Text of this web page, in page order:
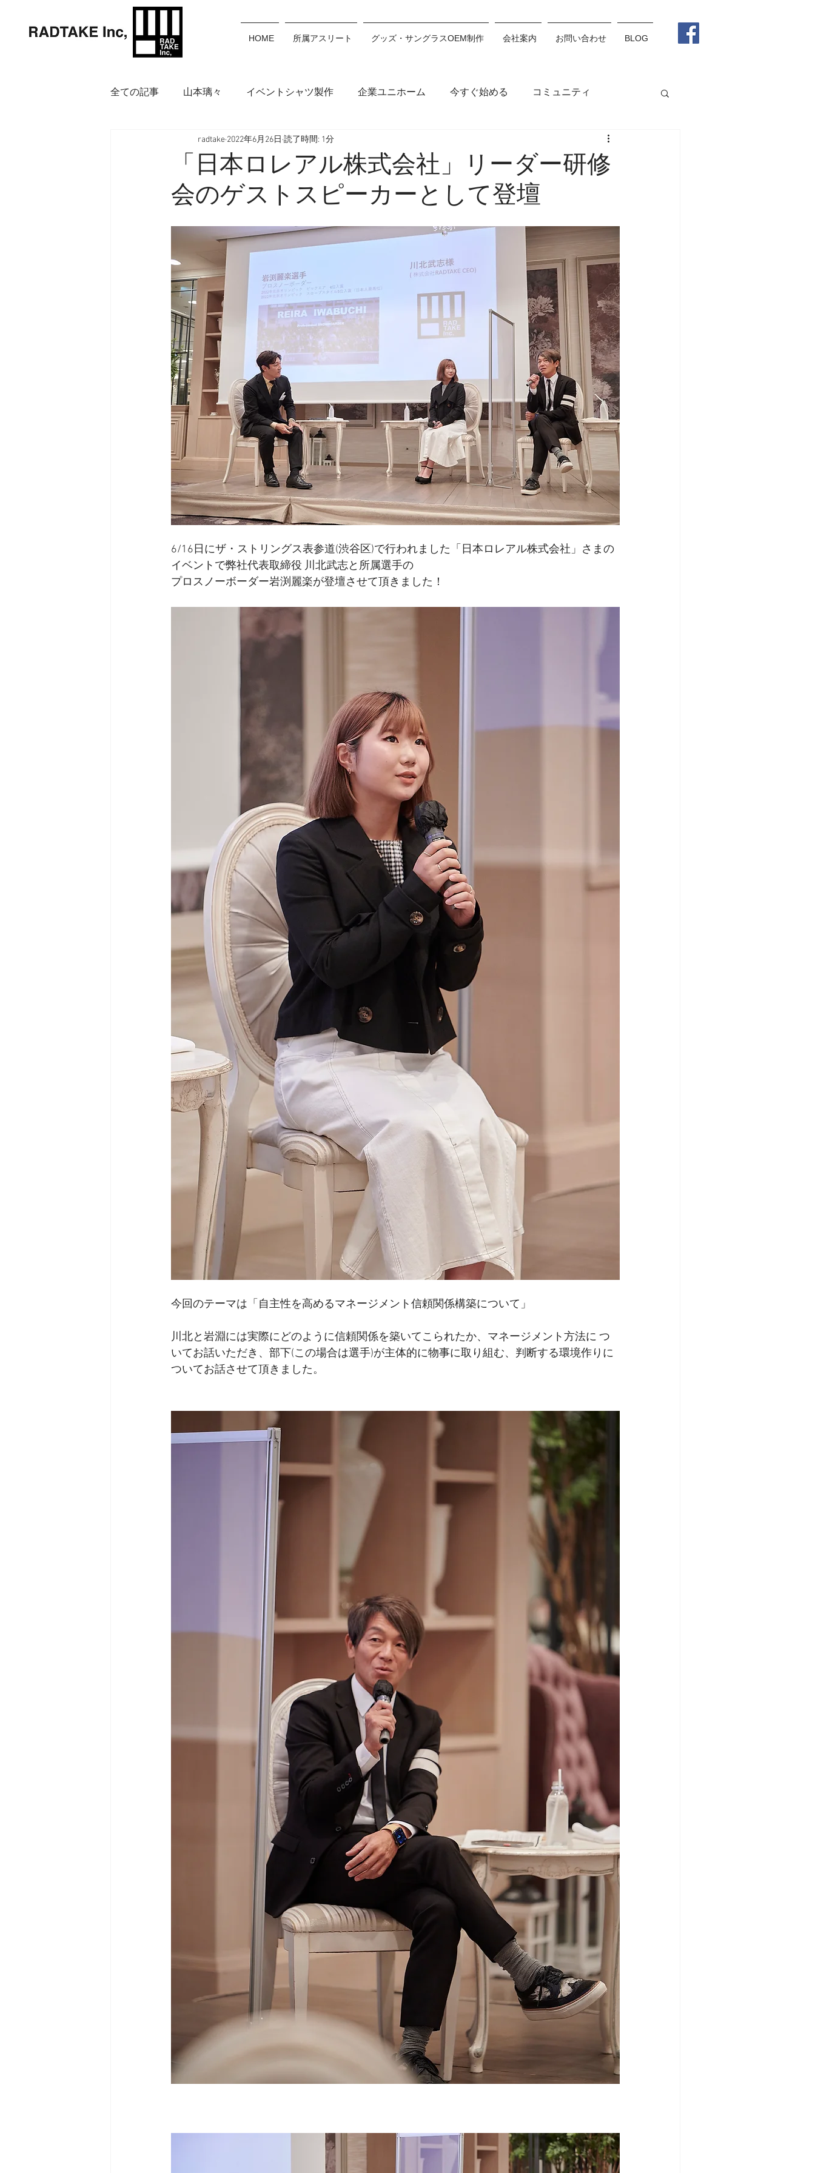
HOME 所属アスリート グッズ・サングラスOEM制作 会社案内 お問い合わせ BLOG
全ての記事 山本璃々 イベントシャツ製作 企業ユニホーム 今すぐ始める コミュニティ
野中美波 鈴木穂波 浅沼妃莉 メガネ
アイウェア インフォメーション 川瀬心那 白井翔 佐藤利希 原田來愛
福田カポノ瑳介 大橋空奈
「日本ロレアル株式会社」リーダー研修
会のゲストスピーカーとして登壇
radtake 2022年6月26日 読了時間: 1分
6/16日にザ・ストリングス表参道(渋谷区)で行われました「日本ロレアル株式会社」さまの
イベントで弊社代表取締役 川北武志と所属選手の
プロスノーボーダー岩渕麗楽が登壇させて頂きました！
今回のテーマは「自主性を高めるマネージメント信頼関係構築について」
川北と岩淵には実際にどのように信頼関係を築いてこられたか、マネージメント方法に つ
いてお話いただき、部下(この場合は選手)が主体的に物事に取り組む、判断する環境作りに
ついてお話させて頂きました。